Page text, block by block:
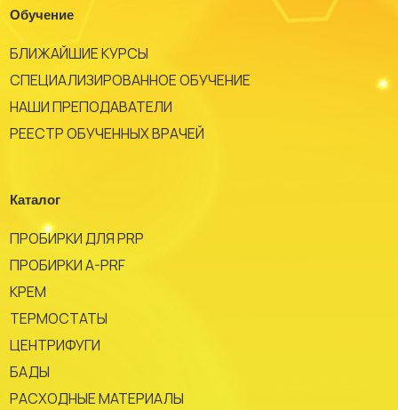
Обучение
БЛИЖАЙШИЕ КУРСЫ
СПЕЦИАЛИЗИРОВАННОЕ ОБУЧЕНИЕ
НАШИ ПРЕПОДАВАТЕЛИ
РЕЕСТР ОБУЧЕННЫХ ВРАЧЕЙ
Каталог
ПРОБИРКИ ДЛЯ PRP
ПРОБИРКИ A-PRF
КРЕМ
ТЕРМОСТАТЫ
ЦЕНТРИФУГИ
БАДЫ
РАСХОДНЫЕ МАТЕРИАЛЫ